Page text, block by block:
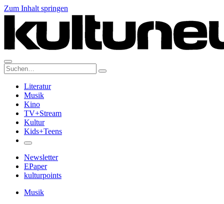
Zum Inhalt springen
Suche:
Literatur
Musik
Kino
TV+Stream
Kultur
Kids+Teens
Newsletter
EPaper
kulturpoints
Musik